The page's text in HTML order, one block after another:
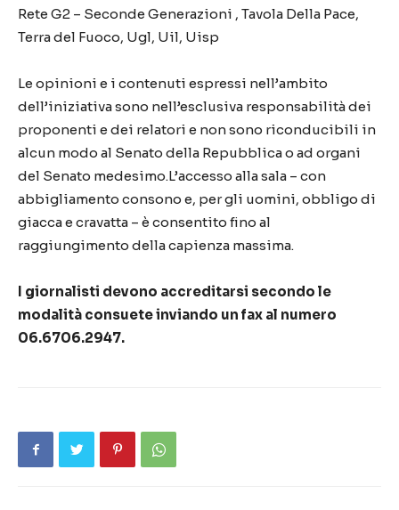
Rete G2 – Seconde Generazioni , Tavola Della Pace,
Terra del Fuoco, Ugl, Uil, Uisp
Le opinioni e i contenuti espressi nell’ambito
dell’iniziativa sono nell’esclusiva responsabilità dei
proponenti e dei relatori e non sono riconducibili in
alcun modo al Senato della Repubblica o ad organi
del Senato medesimo.L’accesso alla sala – con
abbigliamento consono e, per gli uomini, obbligo di
giacca e cravatta – è consentito fino al
raggiungimento della capienza massima.
I giornalisti devono accreditarsi secondo le
modalità consuete inviando un fax al numero
06.6706.2947.